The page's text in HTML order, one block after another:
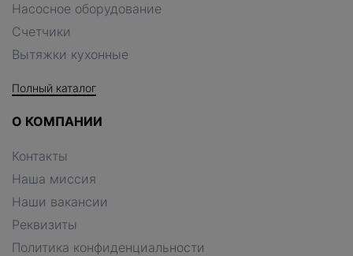
Насосное оборудование
Счетчики
Вытяжки кухонные
Полный каталог
О КОМПАНИИ
Контакты
Наша миссия
Наши вакансии
Реквизиты
Политика конфиденциальности